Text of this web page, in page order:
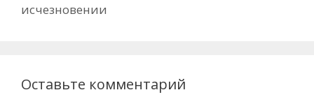
исчезновении
Оставьте комментарий